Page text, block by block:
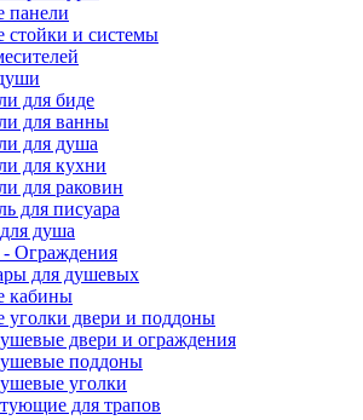
панели
стойки и системы
для биде
для ванны
для душа
для кухни
для раковин
для писуара
душа
Ограждения
для душевых
кабины
уголки двери и поддоны
двери и ограждения
поддоны
уголки
для трапов